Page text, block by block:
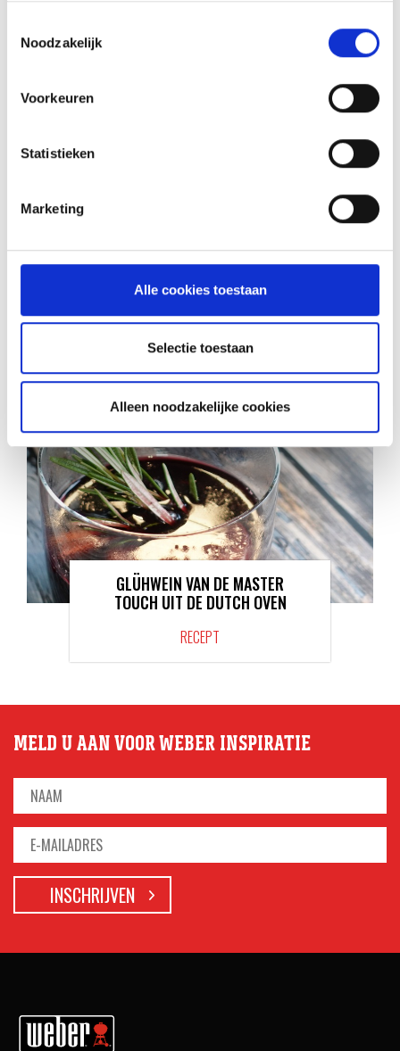
Noodzakelijk
Voorkeuren
Statistieken
Marketing
Alle cookies toestaan
Selectie toestaan
Alleen noodzakelijke cookies
VITELLO TONNATO VAN DE
RECEPT
GLÜHWEIN VAN DE MASTER
TOUCH UIT DE DUTCH OVEN
RECEPT
MELD U AAN VOOR WEBER INSPIRATIE